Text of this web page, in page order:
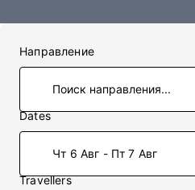
Направление
Dates
Чт 6 Авг - Пт 7 Авг
Travellers